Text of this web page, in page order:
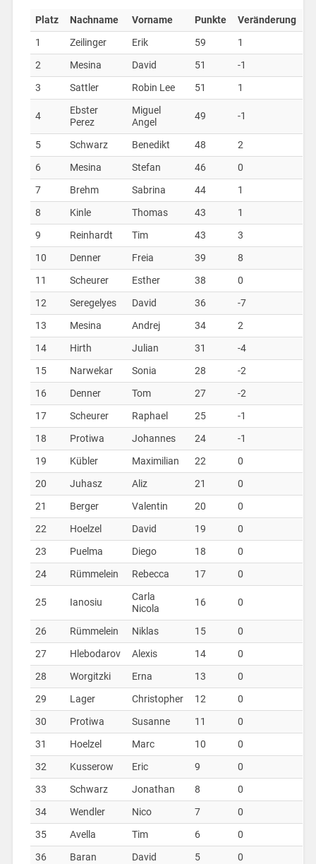
Platz Nachname Vorname Punkte
Veränderung
1
Zeilinger Erik 59
1
2
Mesina David 51
-1
3
Sattler Robin Lee 51 1
4
Ebster
Perez
Miguel
Angel
49 -1
5 Schwarz Benedikt 48
2
6
Mesina Stefan 46
0
7
Brehm Sabrina 44
1
8
Kinle Thomas 43
1
9
Reinhardt Tim 43
3
10
Denner Freia 39
8
11
Scheurer Esther 38
0
12
Seregelyes David 36
-7
13
Mesina Andrej 34
2
14
Hirth Julian 31
-4
15
Narwekar Sonia 28
-2
16
Denner Tom 27
-2
17
Scheurer Raphael 25
-1
18
Protiwa Johannes 24
-1
19
Kübler Maximilian 22
0
20
Juhasz Aliz 21
0
21
Berger Valentin 20
0
22
Hoelzel David 19
0
23
Puelma Diego 18
0
24
Rümmelein Rebecca 17 0
25 Ianosiu
Carla
Nicola
16 0
26 Rümmelein Niklas 15
0
27
Hlebodarov Alexis 14
0
28
Worgitzki Erna 13
0
29
Lager Christopher 12
0
30
Protiwa Susanne 11
0
31
Hoelzel Marc 10
0
32
Kusserow Eric 9
0
33
Schwarz Jonathan 8
0
34
Wendler Nico 7
0
35
Avella Tim 6
0
36
Baran David 5
0